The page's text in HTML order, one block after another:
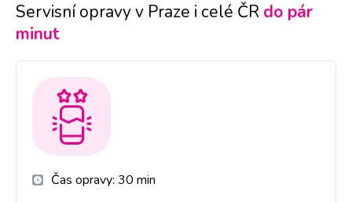
Servisní opravy v Praze i celé ČR do pár
minut
Čas opravy: 30 min